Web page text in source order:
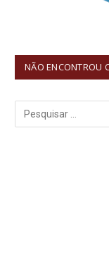
NÃO ENCONTROU